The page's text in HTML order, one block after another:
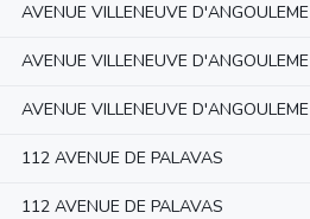
AVENUE VILLENEUVE D'ANGOULEME
AVENUE VILLENEUVE D'ANGOULEME
AVENUE VILLENEUVE D'ANGOULEME
112 AVENUE DE PALAVAS
112 AVENUE DE PALAVAS